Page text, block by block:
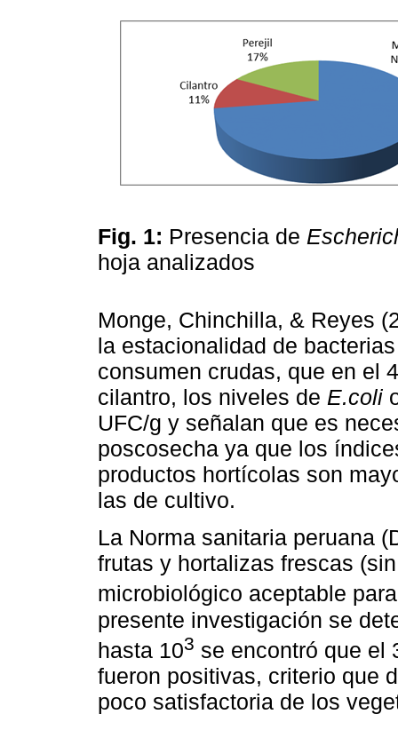
Fig. 1: Presencia de
hoja analizados
Monge, Chinchilla, & Reyes
la estacionalidad de
consumen crudas, que en el
cilantro, los niveles de E.coli
UFC/g y señalan que es
poscosecha ya que los
productos hortícolas son
las de cultivo.
La Norma sanitaria peruana
frutas y hortalizas frescas
microbiológico aceptable
presente investigación se
hasta 103 se encontró que el
fueron positivas, criterio que
poco satisfactoria de los